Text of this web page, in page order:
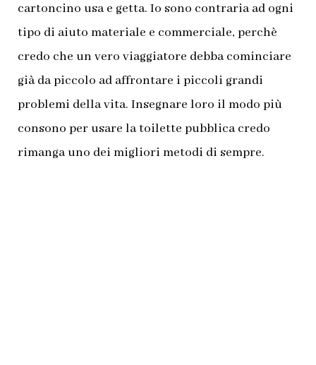
cartoncino usa e getta. Io sono contraria ad ogni
tipo di aiuto materiale e commerciale, perchè
credo che un vero viaggiatore debba cominciare
già da piccolo ad affrontare i piccoli grandi
problemi della vita. Insegnare loro il modo più
consono per usare la toilette pubblica credo
rimanga uno dei migliori metodi di sempre.